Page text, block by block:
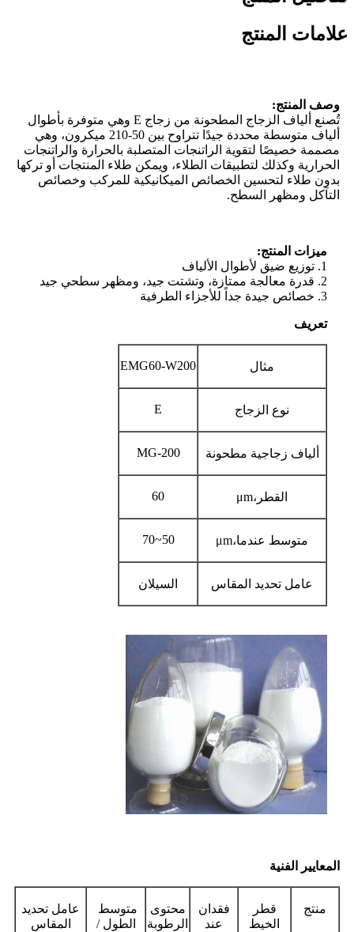
علامات المنتج
وصف المنتج:
تُصنع ألياف الزجاج المطحونة من زجاج E وهي متوفرة بأطوال
ألياف متوسطة محددة جيدًا تتراوح بين 50-210 ميكرون، وهي
مصممة خصيصًا لتقوية الراتنجات المتصلبة بالحرارة والراتنجات
الحرارية وكذلك لتطبيقات الطلاء، ويمكن طلاء المنتجات أو تركها
بدون طلاء لتحسين الخصائص الميكانيكية للمركب وخصائص
التآكل ومظهر السطح.
ميزات المنتج:
1. توزيع ضيق لأطوال الألياف
2. قدرة معالجة ممتازة، وتشتت جيد، ومظهر سطحي جيد
3. خصائص جيدة جداً للأجزاء الطرفية
تعريف
مثال EMG60-W200
نوع الزجاج E
ألياف زجاجية مطحونة MG-200
القطر ،μm
60
متوسط ​​عندما،μm
50~70
عامل تحديد المقاس السيلان
المعايير الفنية
منتج
قطر
الخيط
فقدان
عند
محتوى
الرطوبة
متوسط ​​
الطول /
عامل تحديد
المقاس